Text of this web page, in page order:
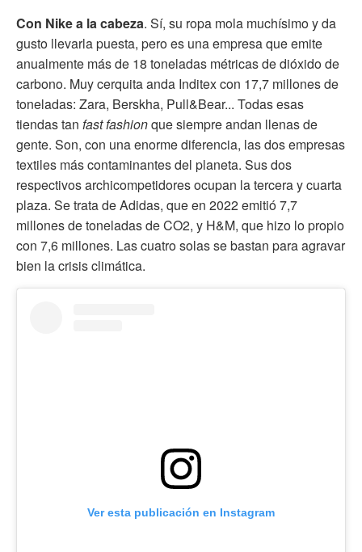
Con Nike a la cabeza. Sí, su ropa mola muchísimo y da
gusto llevarla puesta, pero es una empresa que emite
anualmente más de 18 toneladas métricas de dióxido de
carbono. Muy cerquita anda Inditex con 17,7 millones de
toneladas: Zara, Berskha, Pull&Bear... Todas esas
tiendas tan fast fashionque siempre andan llenas de
gente. Son, con una enorme diferencia, las dos empresas
textiles más contaminantes del planeta. Sus dos
respectivos archicompetidores ocupan la tercera y cuarta
plaza. Se trata de Adidas, que en 2022 emitió 7,7
millones de toneladas de CO2, y H&M, que hizo lo propio
con 7,6 millones. Las cuatro solas se bastan para agravar
bien la crisis climática.
Ver esta publicación en Instagram